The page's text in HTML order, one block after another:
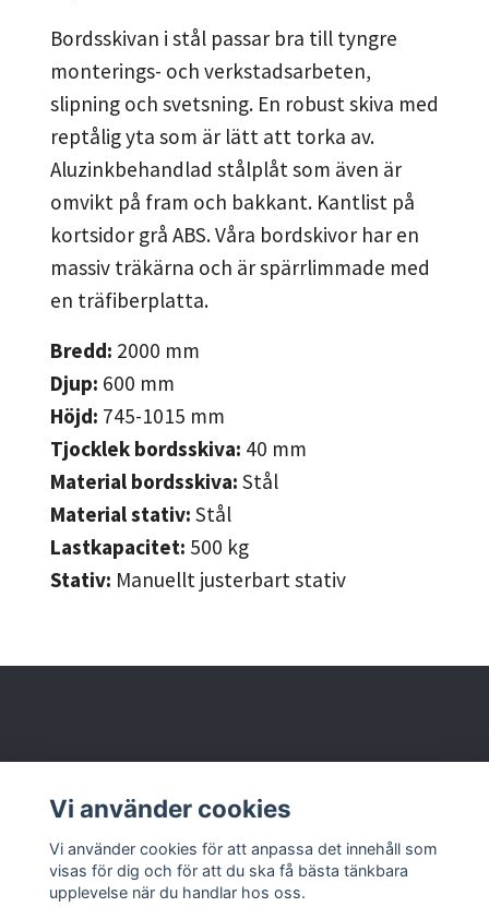
Bordsskivan i stål passar bra till tyngre
monterings- och verkstadsarbeten,
slipning och svetsning. En robust skiva med
reptålig yta som är lätt att torka av.
Aluzinkbehandlad stålplåt som även är
omvikt på fram och bakkant. Kantlist på
kortsidor grå ABS. Våra bordskivor har en
massiv träkärna och är spärrlimmade med
en träfiberplatta.
Bredd: 2000 mm
Djup: 600 mm
Höjd: 745-1015 mm
Tjocklek bordsskiva: 40 mm
Material bordsskiva: Stål
Material stativ: Stål
Lastkapacitet: 500 kg
Stativ: Manuellt justerbart stativ
Läs mer
Vi använder cookies
Vi använder cookies för att anpassa det innehåll som
visas för dig och för att du ska få bästa tänkbara
upplevelse när du handlar hos oss.